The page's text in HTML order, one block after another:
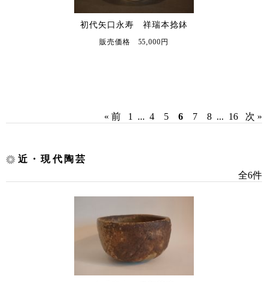
初代矢口永寿 祥瑞本捻鉢
販売価格 55,000円
« 前 1 ... 4 5 6 7 8 ... 16 次 »
近・現代陶芸
全6件